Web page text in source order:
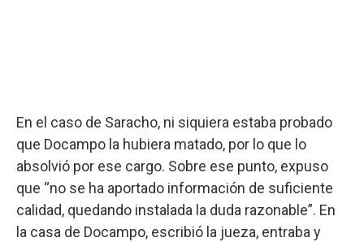
En el caso de Saracho, ni siquiera estaba probado
que Docampo la hubiera matado, por lo que lo
absolvió por ese cargo. Sobre ese punto, expuso
que “no se ha aportado información de suficiente
calidad, quedando instalada la duda razonable”. En
la casa de Docampo, escribió la jueza, entraba y